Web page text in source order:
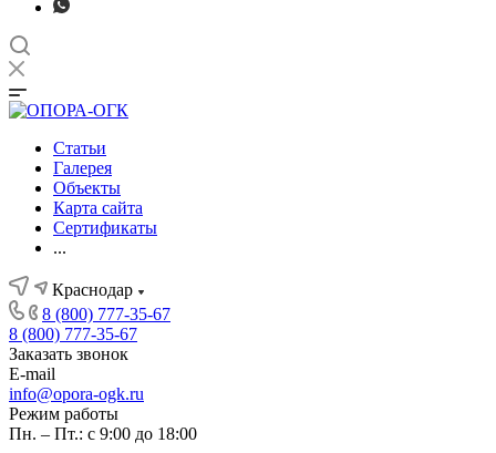
Статьи
Галерея
Объекты
Карта сайта
Сертификаты
...
Краснодар
8 (800) 777-35-67
8 (800) 777-35-67
Заказать звонок
E-mail
info@opora-ogk.ru
Режим работы
Пн. – Пт.: с 9:00 до 18:00